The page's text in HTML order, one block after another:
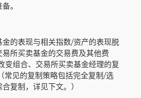
。
的表现与相关指数/资产的表现脱
所买卖基金的交易费及其他费
变组合、交易所买卖基金经理的复
常见的复制策略包括完全复制/选
复制，详见下文。）